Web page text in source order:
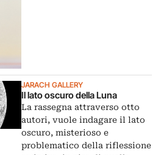
JARACH GALLERY
Il lato oscuro della Luna
La rassegna attraverso otto
autori, vuole indagare il lato
oscuro, misterioso e
problematico della riflessione